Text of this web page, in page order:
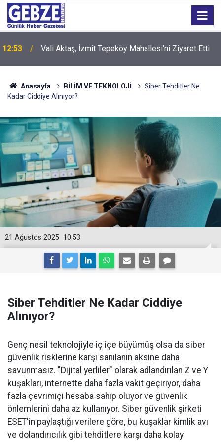
12:53 Vali Aktaş, İzmit Tepeköy Mahallesi'ni Ziyaret Etti
Anasayfa BİLİM VE TEKNOLOJİ
Siber Tehditler Ne
Kadar Ciddiye Alınıyor?
10:53
21 Ağustos 2025
Siber Tehditler Ne Kadar Ciddiye
Alınıyor?
Genç nesil teknolojiyle iç içe büyümüş olsa da siber
güvenlik risklerine karşı sanılanın aksine daha
savunmasız. "Dijital yerliler" olarak adlandırılan Z ve Y
kuşakları, internette daha fazla vakit geçiriyor, daha
fazla çevrimiçi hesaba sahip oluyor ve güvenlik
önlemlerini daha az kullanıyor. Siber güvenlik şirketi
ESET'in paylaştığı verilere göre, bu kuşaklar kimlik avı
ve dolandırıcılık gibi tehditlere karşı daha kolay